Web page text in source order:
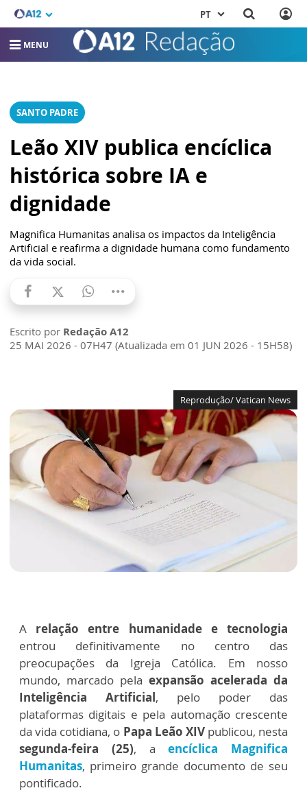
PT
MENU
SANTO PADRE
Leão XIV publica encíclica
histórica sobre IA e
dignidade
Magnifica Humanitas analisa os impactos da Inteligência
Artificial e reafirma a dignidade humana como fundamento
da vida social.
Escrito por Redação A12
25 MAI 2026 - 07H47 (Atualizada em 01 JUN 2026 - 15H58)
Reprodução/ Vatican News
A relação entre humanidade e tecnologia
entrou definitivamente no centro das
preocupações da Igreja Católica. Em nosso
mundo, marcado pela expansão acelerada da
Inteligência Artificial, pelo poder das
plataformas digitais e pela automação crescente
da vida cotidiana, o Papa Leão XIVpublicou, nesta
segunda-feira (25), aencíclica Magnifica
Humanitas, primeiro grande documento de seu
pontificado.